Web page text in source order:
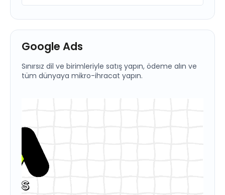
Google Ads
Sınırsız dil ve birimleriyle satış yapın, ödeme alın ve
tüm dünyaya mikro-ihracat yapın.